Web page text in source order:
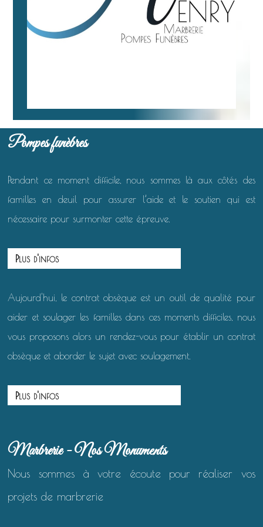
Pompes funèbres
Pendant ce moment difficile, nous sommes là aux côtés des
familles en deuil pour assurer l’aide et le soutien qui est
nécessaire pour surmonter cette épreuve.
Plus d'infos
Aujourd'hui, le contrat obsèque est un outil de qualité pour
aider et soulager les familles dans ces moments difficiles, nous
vous proposons alors un rendez-vous pour établir un contrat
obsèque et aborder le sujet avec soulagement.
Plus d'infos
Marbrerie - Nos Monuments
Nous sommes à votre écoute pour réaliser vos
projets de marbrerie